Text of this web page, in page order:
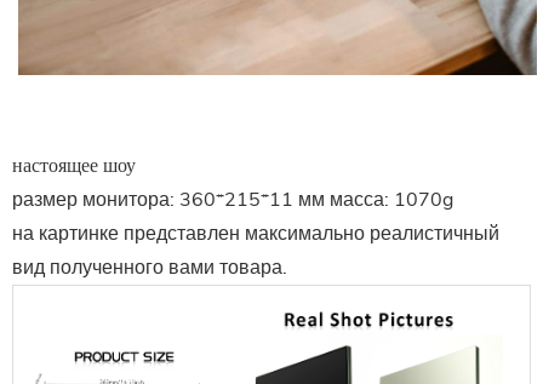
настоящее шоу
размер монитора: 360*215*11 мм масса: 1070g
на картинке представлен максимально реалистичный
вид полученного вами товара.